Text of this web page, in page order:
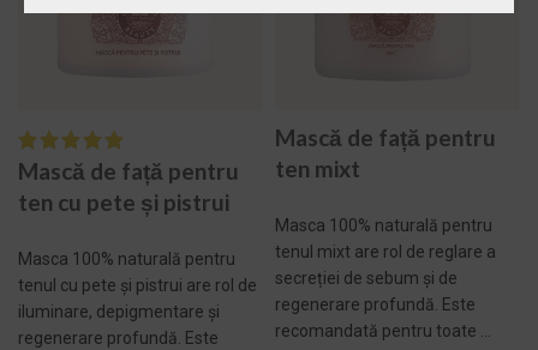
Mască de față pentru
ten cu pete și pistrui
Masca 100% naturală pentru
tenul cu pete și pistrui are rol de
iluminare, depigmentare și
regenerare profundă. Este
Mască de față pentru
ten mixt
Masca 100% naturală pentru
tenul mixt are rol de reglare a
secreției de sebum și de
regenerare profundă. Este
recomandată pentru toate ...